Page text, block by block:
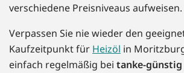
verschiedene Preisniveaus aufweisen.
Verpassen Sie nie wieder den
Kaufzeitpunkt für Heizöl in
einfach regelmäßig bei tanke-günstig